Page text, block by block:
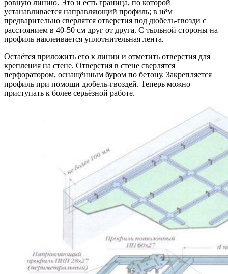
ровную линию. Это и есть граница, по которой
устанавливается направляющий профиль; в нём
предварительно сверлятся отверстия под дюбель-гвозди с
расстоянием в 40-50 см друг от друга. С тыльной стороны на
профиль наклеивается уплотнительная лента.
Остаётся приложить его к линии и отметить отверстия для
крепления на стене. Отверстия в стене сверлятся
перфоратором, оснащённым буром по бетону. Закрепляется
профиль при помощи дюбель-гвоздей. Теперь можно
приступать к более серьёзной работе.